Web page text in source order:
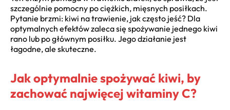
szczególnie pomocny po ciężkich, mięsnych posiłkach.
Pytanie brzmi: kiwi na trawienie, jak często jeść? Dla
optymalnych efektów zaleca się spożywanie jednego kiwi
rano lub po głównym posiłku. Jego działanie jest
łagodne, ale skuteczne.
Jak optymalnie spożywać kiwi, by
zachować najwięcej witaminy C?